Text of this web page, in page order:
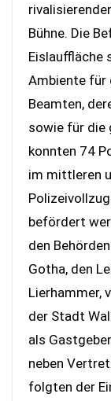
Bühne. Die
Eislauffläche
Ambiente für
Beamten,
sowie für die
konnten 74
im mittleren
befördert
den
Gotha, den
Lierhammer,
der Stadt
als
neben
folgten der